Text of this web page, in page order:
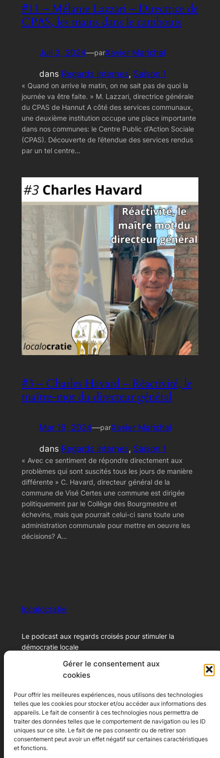
Gérer le consentement aux
cookies
Pour offrir les meilleures expériences, nous utilisons des technologies
telles que les cookies pour stocker et/ou accéder aux informations des
appareils. Le fait de consentir à ces technologies nous permettra de
traiter des données telles que le comportement de navigation ou les ID
uniques sur ce site. Le fait de ne pas consentir ou de retirer son
consentement peut avoir un effet négatif sur certaines caractéristiques
et fonctions.
#11 – Mélanie Lazzari – Directrice de
CPAS, les mains dans le cambouis
Juil 3, 2024—parXavier Marichal
dans Regards internes, Saison 1
« Quand on arrive le matin, on ne sait pas de quoi la
journée va être faite. » M. Lazzari, directrice générale
du CPAS de Hannut A côté des services communaux,
une deuxième institution occupe une place importante
dans nos communes: le Centre Public d’Action Sociale
(CPAS). Découverte de l’étendue des services rendus
par un tel centre…
#3 – Charles Havard – Réactivité, le
maître-mot du directeur général
Mar 19, 2024—parXavier Marichal
dans Regards internes, Saison 1
« Avec ce sentiment de répondre directement aux
problèmes qui sont suscités tous les jours de manière
différente » C. Havard, directeur général de la
commune de Visé Certes une commune est dirigée
politiquement par le Collège des Bourgmestre et
échevins, mais que pourrait celui-ci sans toute une
administration communale pour mettre en oeuvre les
décisions? A…
localocratie
Le podcast aux regards croisés pour stimuler la
démocratie locale
© 2024 – Xavier Marichal
Ecoutez le podcast
Youtube
Spotify
Apple Podcast
A propos
A propos
Contact